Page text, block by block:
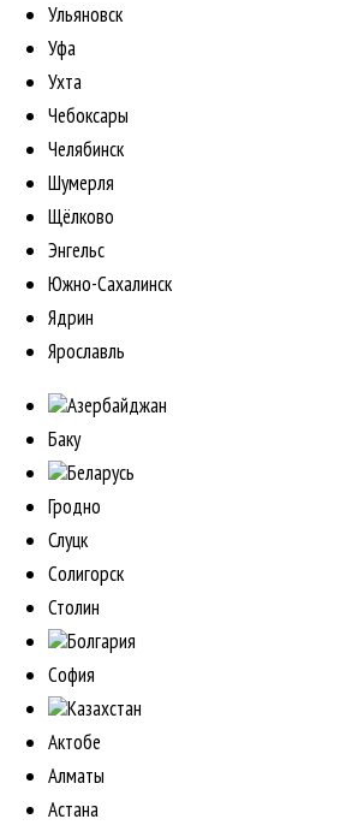
Ульяновск
Уфа
Ухта
Чебоксары
Челябинск
Шумерля
Щёлково
Энгельс
Южно-Сахалинск
Ядрин
Ярославль
Азербайджан
Баку
Беларусь
Гродно
Слуцк
Солигорск
Столин
Болгария
София
Казахстан
Актобе
Алматы
Астана